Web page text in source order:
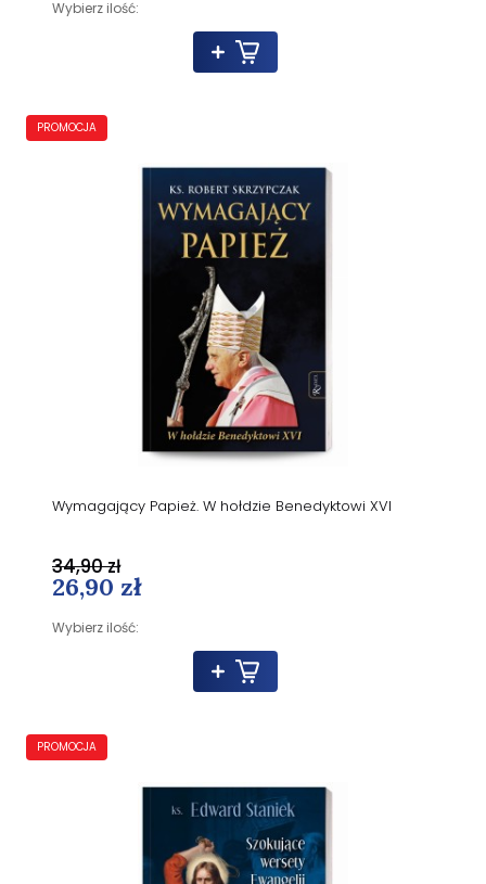
Wybierz ilość:
Wymagający Papież. W hołdzie Benedyktowi XVI
26,90 zł
Wybierz ilość:
34,90 zł
PROMOCJA
PROMOCJA